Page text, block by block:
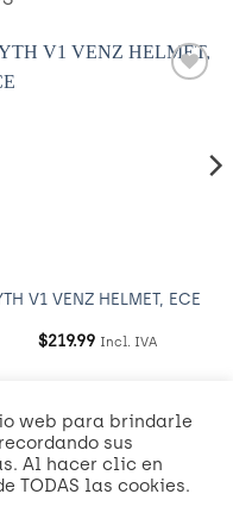
V1 VENZ HELMET, ECE
$219.99 Incl. IVA
Dinners
Club
Discover
web para brindarle
sus
Al hacer clic en
TODAS las cookies.